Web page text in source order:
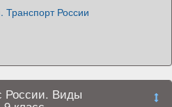
Транспорт России
России. Виды